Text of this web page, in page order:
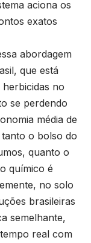
aciona os
exatos
abordagem
que está
no
se perdendo
média de
o bolso do
quanto o
químico é
no solo
brasileiras
semelhante,
real com